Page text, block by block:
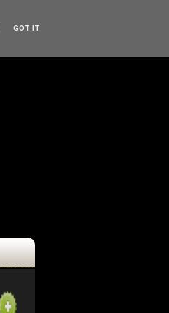
GOT IT